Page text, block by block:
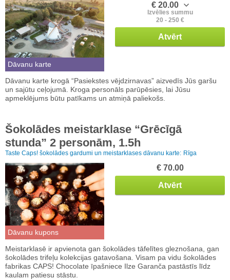
Dāvanu karte
€ 20.00
Izvēlies summu
20 - 250 €
Atvērt
Dāvanu karte krogā “Pasiekstes vējdzirnavas” aizvedīs Jūs garšu
un sajūtu ceļojumā. Kroga personāls parūpēsies, lai Jūsu
apmeklējums būtu patīkams un atmiņā paliekošs.
Šokolādes meistarklase “Grēcīgā
stunda” 2 personām, 1.5h
Taste Caps! šokolādes gardumi un meistarklases dāvanu karte: Rīga
Dāvanu kupons
€ 70.00
Atvērt
Meistarklasē ir apvienota gan šokolādes tāfelītes gleznošana, gan
šokolādes trifeļu kolekcijas gatavošana. Visam pa vidu šokolādes
fabrikas CAPS! Chocolate īpašniece Ilze Garanča pastāstīs līdz
kaulam patiesu stāstu.